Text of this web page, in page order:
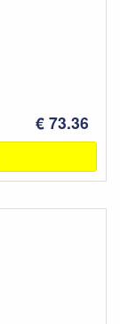
€ 73.36